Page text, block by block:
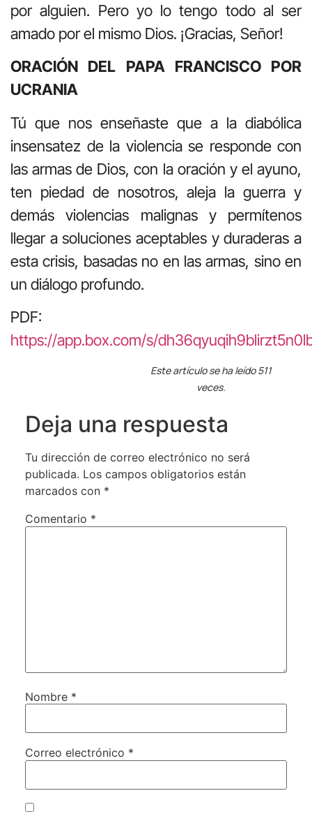
por alguien. Pero yo lo tengo todo al ser
amado por el mismo Dios. ¡Gracias, Señor!
ORACIÓN DEL PAPA FRANCISCO POR
UCRANIA
Tú que nos enseñaste que a la diabólica
insensatez de la violencia se responde con
las armas de Dios, con la oración y el ayuno,
ten piedad de nosotros, aleja la guerra y
demás violencias malignas y permítenos
llegar a soluciones aceptables y duraderas a
esta crisis, basadas no en las armas, sino en
un diálogo profundo.
PDF:
https://app.box.com/s/
Este artículo se ha leído 511
veces.
Deja una respuesta
Tu dirección de correo electrónico no será
publicada. Los campos obligatorios están
marcados con *
Comentario *
Nombre *
Correo electrónico *